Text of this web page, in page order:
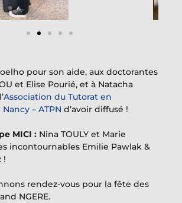
pour son aide, aux doctorantes
et Elise Pourié, et à Natacha
Association du Tutorat en
– ATPN d’avoir diffusé !
MICI : Nina TOULY et Marie
incontournables Emilie Pawlak &
!
rendez-vous pour la fête des
NGERE.